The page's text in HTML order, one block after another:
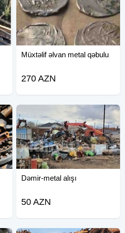
Müxtəlif əlvan metal qəbulu
270 AZN
Dəmir-metal alışı
50 AZN